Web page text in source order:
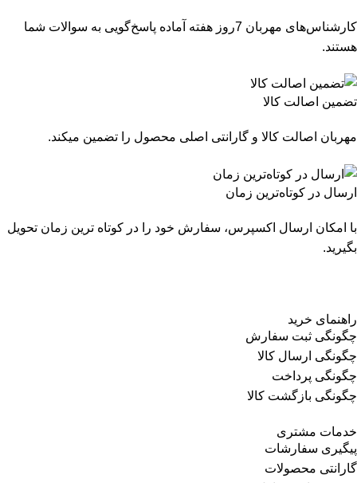
کارشناس‌های مهربان 7روز هفته آماده پاسخ‌گویی به سوالات شما
هستند.
تضمین اصالت کالا
مهربان اصالت کالا و گارانتی اصلی محصول را تضمین میکند.
ارسال در کوتاه‌ترین زمان
با امکان ارسال اکسپرس، سفارش خود را در کوتاه ترین زمان تحویل
بگیرید.
راهنمای خرید
چگونگی ثبت سفارش
چگونگی ارسال کالا
چگونگی پرداخت
چگونگی بازگشت کالا
خدمات مشتری
پیگیری سفارشات
گارانتی محصولات